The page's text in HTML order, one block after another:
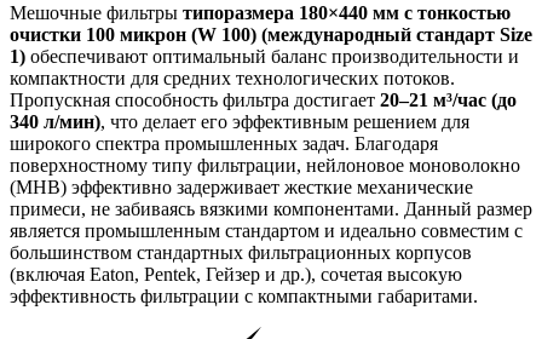
Мешочные фильтры типоразмера 180×440 мм с тонкостью
очистки 100 микрон (W 100) (международный стандарт Size
1) обеспечивают оптимальный баланс производительности и
компактности для средних технологических потоков.
Пропускная способность фильтра достигает 20–21 м³/час (до
340 л/мин), что делает его эффективным решением для
широкого спектра промышленных задач. Благодаря
поверхностному типу фильтрации, нейлоновое моноволокно
(МНВ) эффективно задерживает жесткие механические
примеси, не забиваясь вязкими компонентами. Данный размер
является промышленным стандартом и идеально совместим с
большинством стандартных фильтрационных корпусов
(включая Eaton, Pentek, Гейзер и др.), сочетая высокую
эффективность фильтрации с компактными габаритами.